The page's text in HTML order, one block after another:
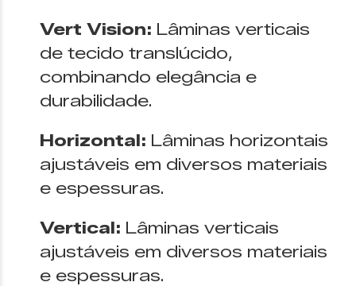
Vert Vision: Lâminas verticais
de tecido translúcido,
combinando elegância e
durabilidade.
Horizontal: Lâminas horizontais
ajustáveis em diversos materiais
e espessuras.
Vertical: Lâminas verticais
ajustáveis em diversos materiais
e espessuras.